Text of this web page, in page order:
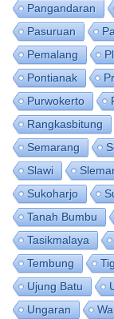
Pangandaran
Pasuruan
Pemalang
Pontianak
Purwokerto
Rangkasbitung
Semarang
Slawi
Sukoharjo
Tanah Bumbu
Tasikmalaya
Tembung
Ujung Batu
Ungaran